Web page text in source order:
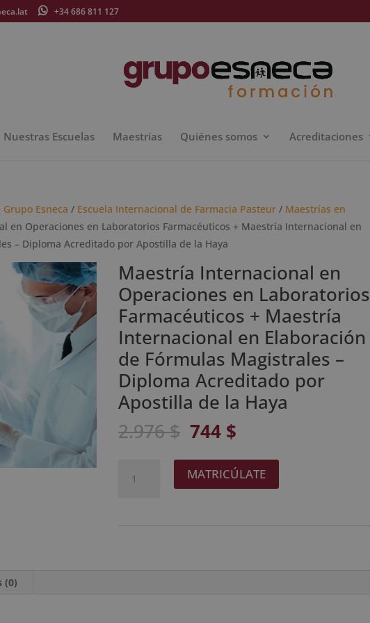
+34 686 811 127
Nuestras Escuelas Maestrías Quiénes somos Acreditaciones
Esneca / Escuela Internacional de Farmacia Pasteur / Maestrías en
en Operaciones en Laboratorios Farmacéuticos + Maestría Internacional en
– Diploma Acreditado por Apostilla de la Haya
Maestría Internacional en
Operaciones en Laboratorios
Farmacéuticos + Maestría
Internacional en Elaboración
de Fórmulas Magistrales –
Diploma Acreditado por
Apostilla de la Haya
2.976$ El
precio
original
era:
744 $
actual
es:
Internacional
MATRICÚLATE
(0)